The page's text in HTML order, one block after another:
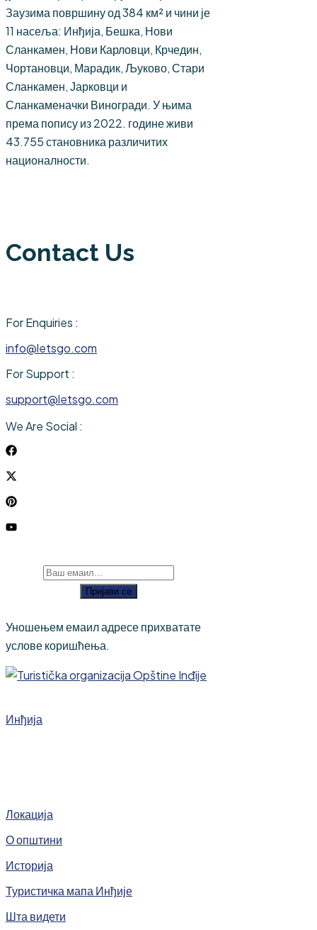
Заузима површину од 384 км² и чини је
11 насеља: Инђија, Бешка, Нови
Сланкамен, Нови Карловци, Крчедин,
Чортановци, Марадик, Љуково, Стари
Сланкамен, Јарковци и
Сланкаменачки Виногради. У њима
према попису из 2022. године живи
43.755 становника различитих
националности.
Contact Us
For Enquiries :
info@letsgo.com
For Support :
support@letsgo.com
We Are Social :
Пријави се
Уношењем емаил адресе прихватате
услове коришћења.
Инђија
Локација
О општини
Историја
Туристичка мапа Инђије
Шта видети